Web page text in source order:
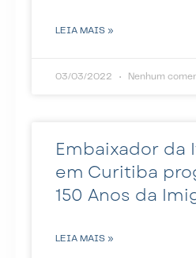
LEIA MAIS »
03/03/2022 Nenhum
Embaixador da
em Curitiba
150 Anos da
LEIA MAIS »